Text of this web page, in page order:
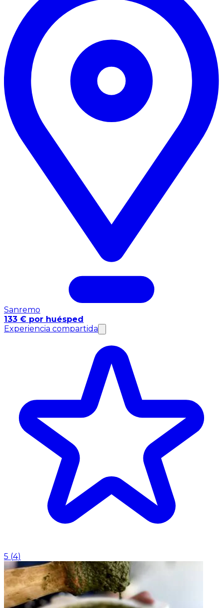
Sanremo
133 € por huésped
Experiencia compartida
5 (4)